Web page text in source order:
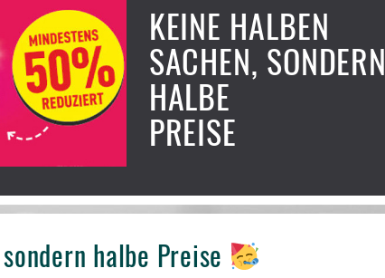
KEINE HALBEN
SACHEN, SONDERN
HALBE
PREISE
halbe Preise